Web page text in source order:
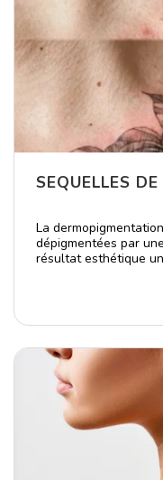
SEQUELLES
La
dépigmentées par
résultat esthétique